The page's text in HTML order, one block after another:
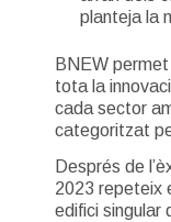
planteja la
BNEW
tota la
cada sector
categoritzat
Després de
2023 repeteix
edifici singular